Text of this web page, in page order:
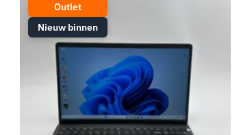
Outlet
Nieuw binnen